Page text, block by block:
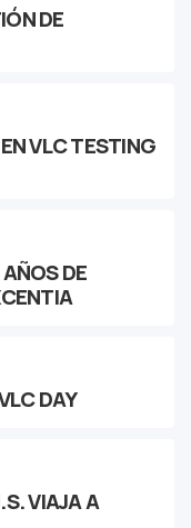
DE
VLC TESTING
DE
DAY
VIAJA A